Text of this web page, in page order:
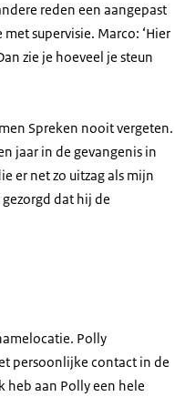
reden een aangepast
supervisie. Marco: ‘Hier
zie je hoeveel je steun
Spreken nooit vergeten.
jaar in de gevangenis in
er net zo uitzag als mijn
dat hij de
Polly
persoonlijke contact in de
heb aan Polly een hele